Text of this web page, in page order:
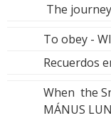
The
To obey -
Recuerdos
When the
MÁNUS